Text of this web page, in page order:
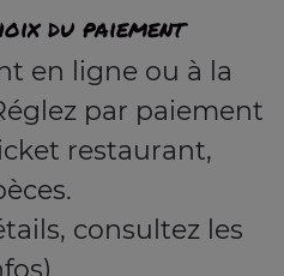
du paiement
en ligne ou à la
par paiement
restaurant,
consultez les